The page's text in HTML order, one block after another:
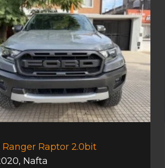
Ranger Raptor 2.0bit
, Nafta